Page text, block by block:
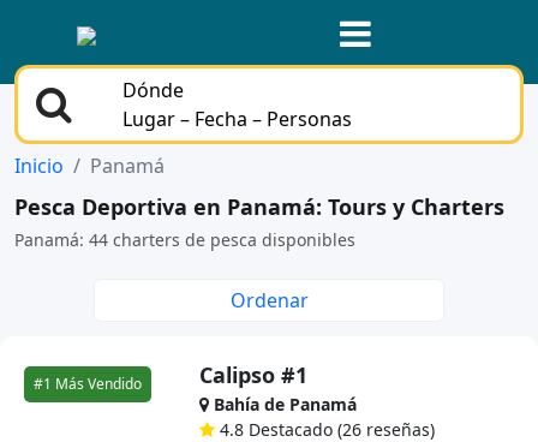
Dónde
Lugar – Fecha – Personas
Inicio
Panamá
Pesca Deportiva en Panamá: Tours y Charters
Panamá: 44 charters de pesca disponibles
Ordenar
#1 Más Vendido Calipso #1
Bahía de Panamá
4.8 Destacado (26 reseñas)